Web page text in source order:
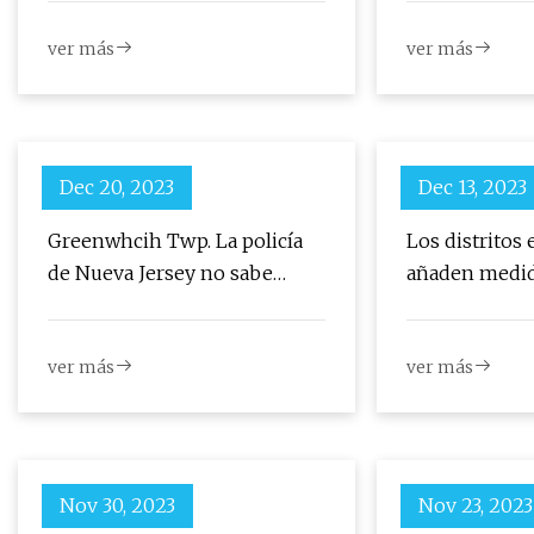
ver más ver más
Dec 20, 2023
Greenwhcih Twp. La policía
de Nueva Jersey no sabe
ver más
Dec 13, 2023
Los distritos
añaden
ver más
Nov 30, 2023 Nov 23, 2023